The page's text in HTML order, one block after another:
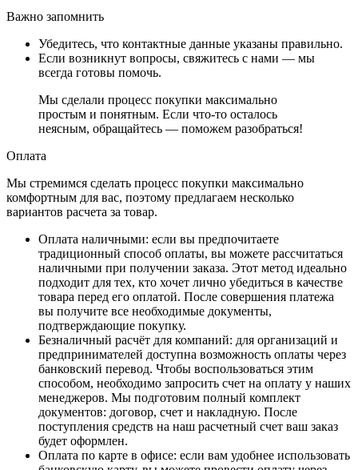
Важно запомнить
Убедитесь, что контактные данные указаны правильно.
Если возникнут вопросы, свяжитесь с нами — мы
всегда готовы помочь.
Мы сделали процесс покупки максимально
простым и понятным. Если что-то осталось
неясным, обращайтесь — поможем разобраться!
Оплата
Мы стремимся сделать процесс покупки максимально
комфортным для вас, поэтому предлагаем несколько
вариантов расчета за товар.
Оплата наличными: если вы предпочитаете
традиционный способ оплаты, вы можете рассчитаться
наличными при получении заказа. Этот метод идеально
подходит для тех, кто хочет лично убедиться в качестве
товара перед его оплатой. После совершения платежа
вы получите все необходимые документы,
подтверждающие покупку.
Безналичный расчёт для компаний: для организаций и
предпринимателей доступна возможность оплаты через
банковский перевод. Чтобы воспользоваться этим
способом, необходимо запросить счет на оплату у наших
менеджеров. Мы подготовим полный комплект
документов: договор, счет и накладную. После
поступления средств на наш расчетный счет ваш заказ
будет оформлен.
Оплата по карте в офисе: если вам удобнее использовать